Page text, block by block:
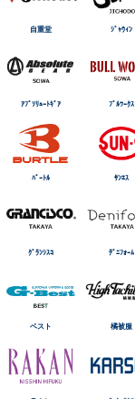
自重堂 ｼﾞｬｳｨﾝ
ｱﾌﾞｿﾘｭｰﾄｷﾞｱ ﾌﾞﾙﾜｰｸｽ
ﾊﾞｰﾄﾙ ｻﾝｴｽ
ｸﾞﾗﾝｼｽｺ ﾃﾞﾆﾌｫｰﾑ
ベスト 橘被服